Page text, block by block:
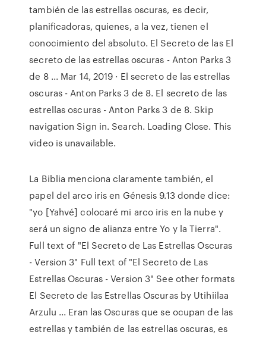
también de las estrellas oscuras, es decir,
planificadoras, quienes, a la vez, tienen el
conocimiento del absoluto. El Secreto de las El
secreto de las estrellas oscuras - Anton Parks 3
de 8 ... Mar 14, 2019 · El secreto de las estrellas
oscuras - Anton Parks 3 de 8. El secreto de las
estrellas oscuras - Anton Parks 3 de 8. Skip
navigation Sign in. Search. Loading Close. This
video is unavailable.
La Biblia menciona claramente también, el
papel del arco iris en Génesis 9.13 donde dice:
"yo [Yahvé] colocaré mi arco iris en la nube y
será un signo de alianza entre Yo y la Tierra".
Full text of "El Secreto de Las Estrellas Oscuras
- Version 3" Full text of "El Secreto de Las
Estrellas Oscuras - Version 3" See other formats
El Secreto de las Estrellas Oscuras by Utihiilaa
Arzulu ... Eran las Oscuras que se ocupan de las
estrellas y también de las estrellas oscuras, es